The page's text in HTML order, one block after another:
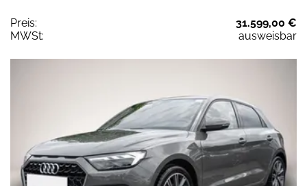
Preis:
31.599,00 €
MWSt:
ausweisbar